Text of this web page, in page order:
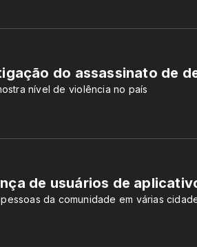
do assassinato de
nível de violência no país
de usuários de
da comunidade em várias